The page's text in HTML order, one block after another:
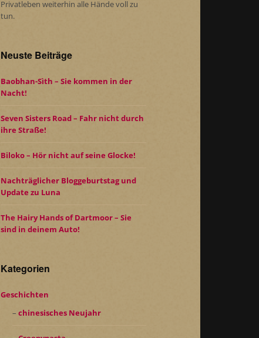
Privatleben weiterhin alle Hände voll zu
tun.
Neuste Beiträge
Baobhan-Sìth – Sie kommen in der
Nacht!
Seven Sisters Road – Fahr nicht durch
ihre Straße!
Biloko – Hör nicht auf seine Glocke!
Nachträglicher Bloggeburtstag und
Update zu Luna
The Hairy Hands of Dartmoor – Sie
sind in deinem Auto!
Kategorien
Geschichten
chinesisches Neujahr